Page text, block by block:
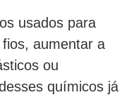
usados para
aumentar a
ou
químicos já